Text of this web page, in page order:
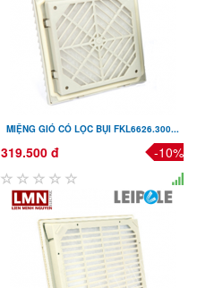
MIỆNG GIÓ CÓ LỌC BỤI FKL6626.300...
319.500 đ -10%